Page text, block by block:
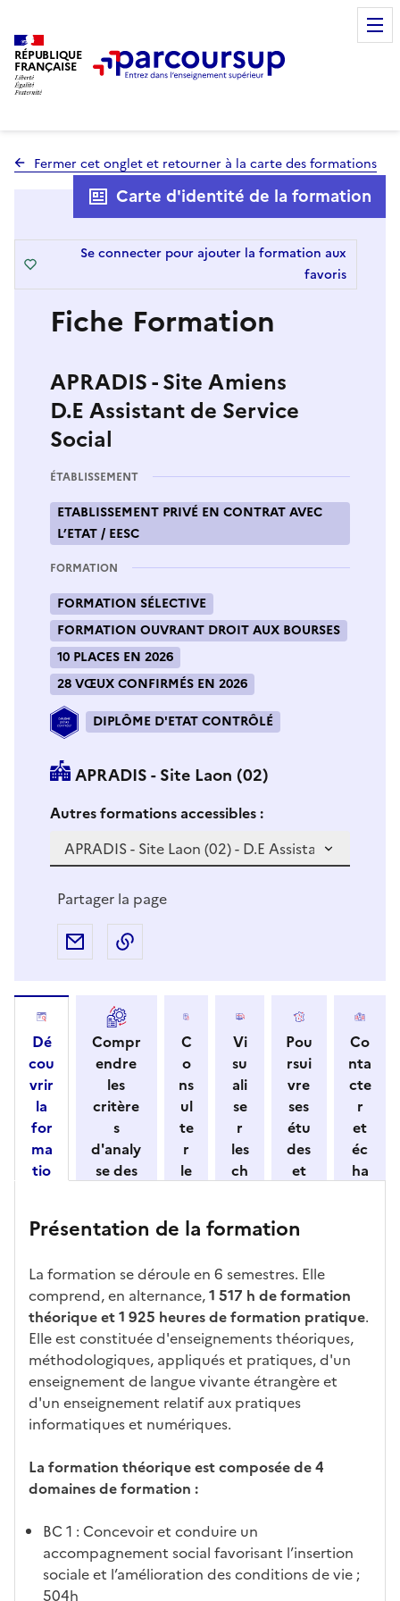
RÉPUBLIQUE
FRANÇAISE
Fermer cet onglet et retourner à la carte des formations
Fiche Formation
APRADIS - Site Amiens
D.E Assistant de Service
Social
ÉTABLISSEMENT
ETABLISSEMENT PRIVÉ EN CONTRAT AVEC
L’ETAT / EESC
FORMATION
FORMATION SÉLECTIVE
FORMATION OUVRANT DROIT AUX BOURSES
10 PLACES EN 2026
28 VŒUX CONFIRMÉS EN 2026
DIPLÔME D'ETAT CONTRÔLÉ
APRADIS - Site Laon (02)
Si vous sélectionnez une formation dans la zone
Autres formations accessibles :S
v
z
n
e
o
r
m
a
t
i
o
a
a
z
Carte d'identité de la formation
Se connecter pour ajouter la formation aux
favoris
Partager la page
Partager par e-mail
Dé
cou
vrir
la
for
ma
tio
ses
act
éris
tiq
ues
Compr
endre
les
critère
s
d'analy
se des
par
ssemen
t
C
o
ns
ul
te
r
le
o
ali
té
s
d
e
c
a
n
d
at
e
Vi
su
ali
se
r
les
ch
s
ac
cè
s à
la
fo
rm
ati
Pou
rsui
vre
ses
étu
des
et
re
dé
bo
uch
és
Co
nta
cte
r
et
éc
ha
abl
iss
em
ent
Présentation de la formation
La formation se déroule en 6 semestres. Elle
comprend, en alternance,1 517 h de formation
théorique et 1 925 heures de formation pratique.
Elle est constituée d'enseignements théoriques,
méthodologiques, appliqués et pratiques, d'un
enseignement de langue vivante étrangère et
d'un enseignement relatif aux pratiques
informatiques et numériques.
La formation théorique est composée de 4
domaines de formation :
BC 1 : Concevoir et conduire un
accompagnement social favorisant l’insertion
sociale et l’amélioration des conditions de vie ;
504h